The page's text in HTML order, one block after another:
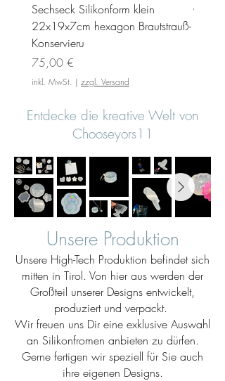
Sechseck Silikonform klein
22x19x7cm hexagon Brautstrauß-
Konservieru
Preis
75,00 €
inkl. MwSt. | zzgl. Versand
Entdecke die kreative Welt von
Chooseyors11
Unsere Produktion
Unsere High-Tech Produktion befindet sich
mitten in Tirol. Von hier aus werden der
Großteil unserer Designs entwickelt,
produziert und verpackt.
Wir freuen uns Dir eine exklusive Auswahl
an Silikonfromen anbieten zu dürfen.
Gerne fertigen wir speziell für Sie auch
ihre eigenen Designs.